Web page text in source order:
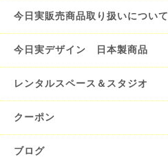
今日実販売商品取り扱いについて
今日実デザイン 日本製商品
レンタルスペース＆スタジオ
クーポン
ブログ